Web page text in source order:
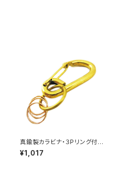
真鍮製カラビナ・３Pリング付き
キーホルダー
¥1,017